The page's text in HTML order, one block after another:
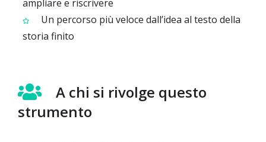
ampliare e riscrivere
Un percorso più veloce dall’idea al testo della
storia finito
A chi si rivolge questo
strumento